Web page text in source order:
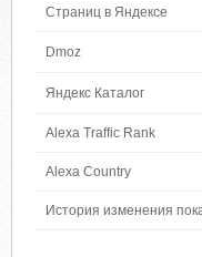
Страниц в Яндексе
Dmoz
Яндекс Каталог
Alexa Traffic Rank
Alexa Country
История изменения